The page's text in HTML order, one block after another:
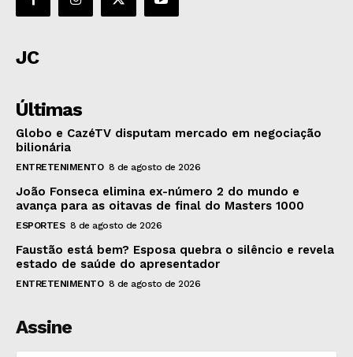
JC
Últimas
Globo e CazéTV disputam mercado em negociação
bilionária
ENTRETENIMENTO 8 de agosto de 2026
João Fonseca elimina ex-número 2 do mundo e
avança para as oitavas de final do Masters 1000
ESPORTES 8 de agosto de 2026
Faustão está bem? Esposa quebra o silêncio e revela
estado de saúde do apresentador
ENTRETENIMENTO 8 de agosto de 2026
Assine